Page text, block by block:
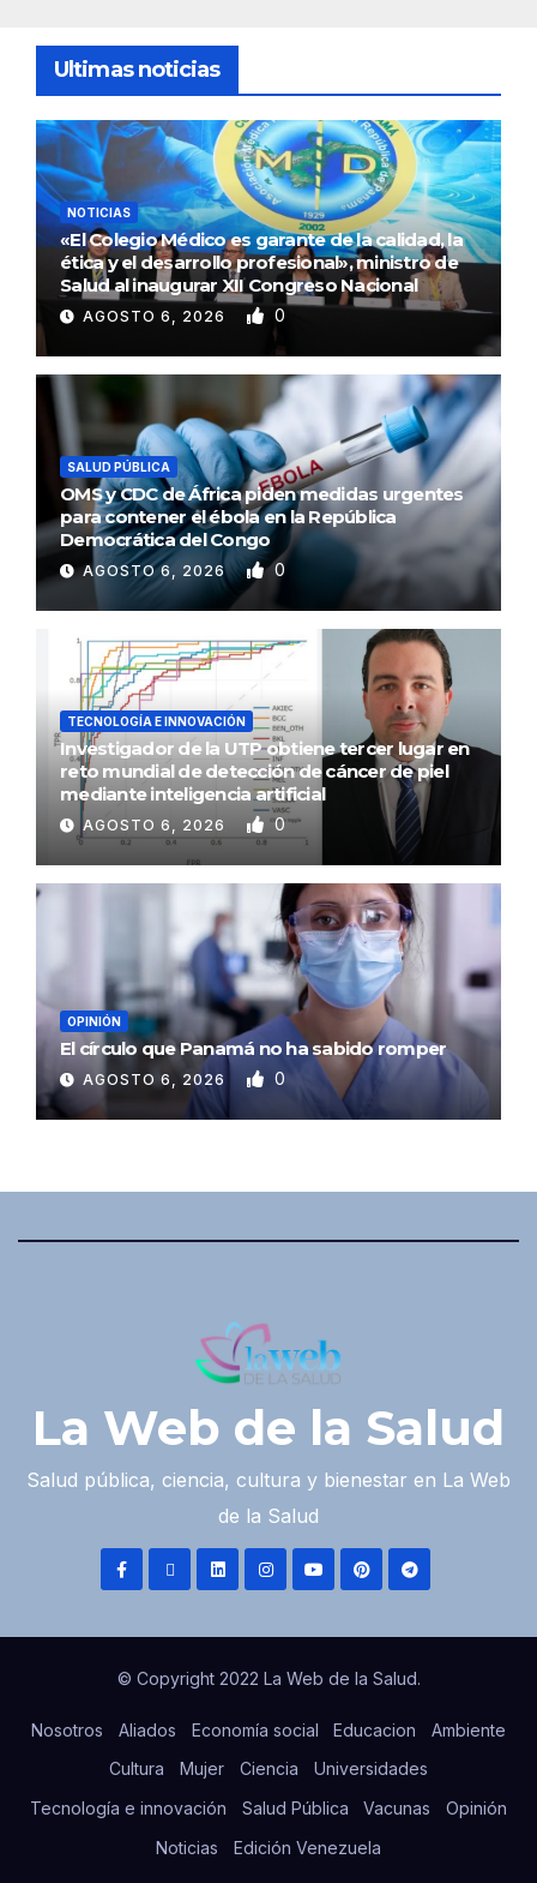
Ultimas noticias
NOTICIAS
«El Colegio Médico es garante de la calidad, la
ética y el desarrollo profesional», ministro de
Salud al inaugurar XII Congreso Nacional
AGOSTO 6, 2026 0
SALUD PÚBLICA
OMS y CDC de África piden medidas urgentes
para contener el ébola en la República
Democrática del Congo
AGOSTO 6, 2026 0
TECNOLOGÍA E INNOVACIÓN
Investigador de la UTP obtiene tercer lugar en
reto mundial de detección de cáncer de piel
mediante inteligencia artificial
AGOSTO 6, 2026 0
OPINIÓN
El círculo que Panamá no ha sabido romper
AGOSTO 6, 2026 0
La Web de la Salud
Salud pública, ciencia, cultura y bienestar en La Web
de la Salud
© Copyright 2022 La Web de la Salud.
Nosotros Aliados Economía social Educacion
Ambiente
Cultura
Mujer Ciencia
Universidades
Tecnología e innovación
Salud Pública Vacunas
Opinión
Noticias
Edición Venezuela